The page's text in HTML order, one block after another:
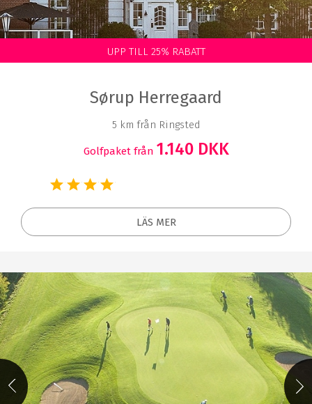
UPP TILL 25% RABATT
Sørup Herregaard
5 km från Ringsted
Golfpaket från 1.140 DKK
LÄS MER